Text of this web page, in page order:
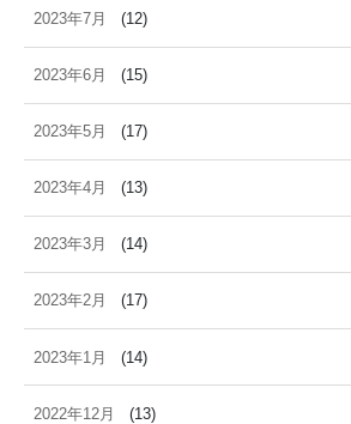
2023年7月 (12)
2023年6月 (15)
2023年5月 (17)
2023年4月 (13)
2023年3月 (14)
2023年2月 (17)
2023年1月 (14)
2022年12月 (13)